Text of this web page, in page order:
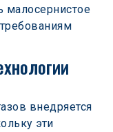
малосернистое
внедряется
эти